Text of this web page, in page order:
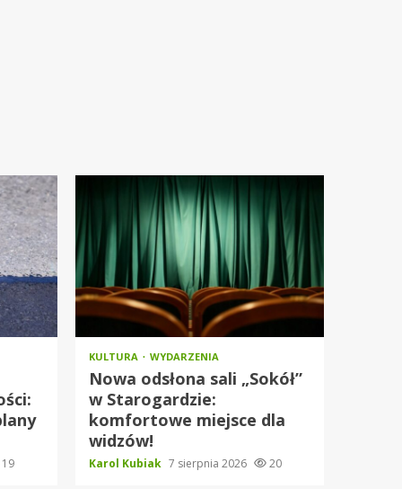
19
KULTURA WYDARZENIA
Nowa odsłona sali „Sokół”
w Starogardzie:
komfortowe miejsce dla
widzów!
Karol Kubiak 7 sierpnia 2026 20